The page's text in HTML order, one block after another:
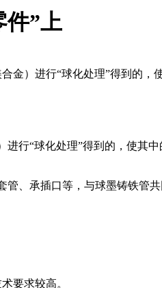
件”上
金）进行“球化处理”得到的，
行“球化处理”得到的，使其
、承插口等，与球墨铸铁管
要求较高。